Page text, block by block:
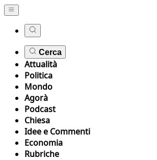
Cerca
Attualità
Politica
Mondo
Agorà
Podcast
Chiesa
Idee e Commenti
Economia
Rubriche